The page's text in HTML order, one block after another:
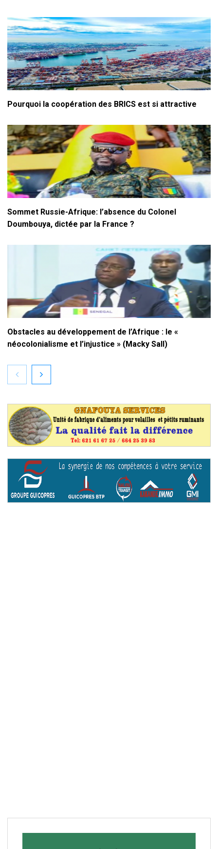
Pourquoi la coopération des BRICS est si attractive
Sommet Russie-Afrique: l’absence du Colonel
Doumbouya, dictée par la France ?
Obstacles au développement de l’Afrique : le «
néocolonialisme et l’injustice » (Macky Sall)